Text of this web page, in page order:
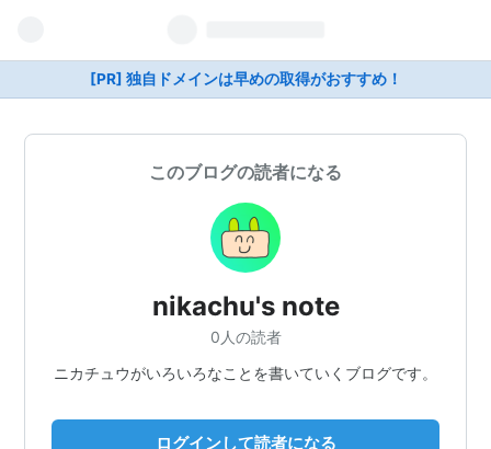
[PR] 独自ドメインは早めの取得がおすすめ！
このブログの読者になる
nikachu's note
0人の読者
ニカチュウがいろいろなことを書いていくブログです。
ログインして読者になる